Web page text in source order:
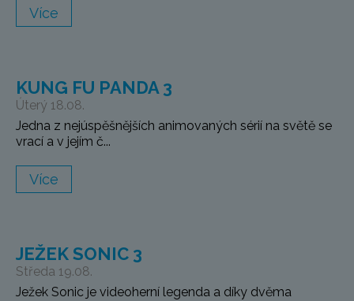
Více
KUNG FU PANDA 3
Úterý 18.08.
Jedna z nejúspěšnějších animovaných sérií na světě se
vrací a v jejím č...
Více
JEŽEK SONIC 3
Středa 19.08.
Ježek Sonic je videoherní legenda a díky dvěma